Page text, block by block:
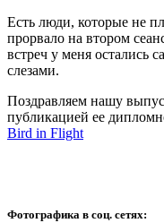
Есть люди, которые не
прорвало на втором
встреч у меня остались
слезами.
Поздравляем нашу
публикацией ее
Bird in Flight
Фотографика в соц. сетях: